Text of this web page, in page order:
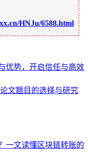
HNJu/6588.html
优势，开启信任与高效
文题目的选择与研究
一文读懂区块链转账的